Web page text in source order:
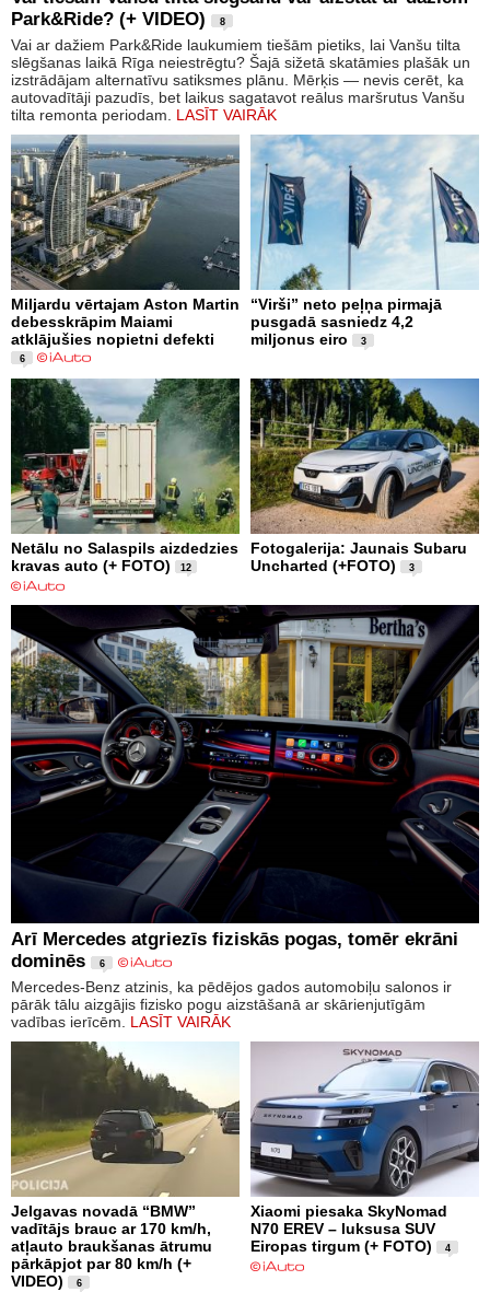
Park&Ride? (+ VIDEO)
8
Vai ar dažiem Park&Ride laukumiem tiešām pietiks, lai Vanšu tilta
slēgšanas laikā Rīga neiestrēgtu? Šajā sižetā skatāmies plašāk un
izstrādājam alternatīvu satiksmes plānu. Mērķis — nevis cerēt, ka
autovadītāji pazudīs, bet laikus sagatavot reālus maršrutus Vanšu
tilta remonta periodam. LASĪT VAIRĀK
Miljardu vērtajam Aston Martin
debesskrāpim Maiami
atklājušies nopietni defekti
6
“Virši” neto peļņa pirmajā
pusgadā sasniedz 4,2
miljonus eiro
3
Netālu no Salaspils aizdedzies
kravas auto (+ FOTO)
12
Fotogalerija: Jaunais Subaru
Uncharted (+FOTO)
3
Arī Mercedes atgriezīs fiziskās pogas, tomēr ekrāni
dominēs
6
Mercedes-Benz atzinis, ka pēdējos gados automobiļu salonos ir
pārāk tālu aizgājis fizisko pogu aizstāšanā ar skārienjutīgām
vadības ierīcēm. LASĪT VAIRĀK
Jelgavas novadā “BMW”
vadītājs brauc ar 170 km/h,
atļauto braukšanas ātrumu
pārkāpjot par 80 km/h (+
VIDEO)
6
Xiaomi piesaka SkyNomad
N70 EREV – luksusa SUV
Eiropas tirgum (+ FOTO)
4